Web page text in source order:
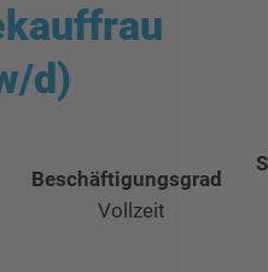
d)
Beschäftigungsgrad
Vollzeit